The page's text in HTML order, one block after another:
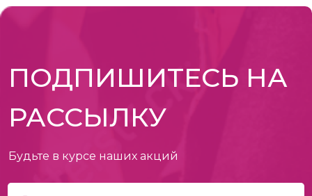
ПОДПИШИТЕСЬ НА
РАССЫЛКУ
Будьте в курсе наших акций